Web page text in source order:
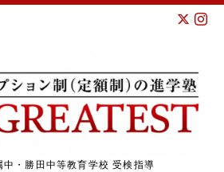
中・勝田中等教育学校 受検指導